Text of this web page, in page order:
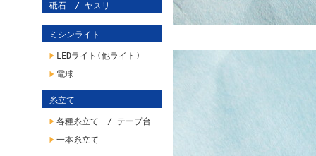
砥石 / ヤスリ
ミシンライト
LEDライト(他ライト)
電球
糸立て
各種糸立て / テープ台
一本糸立て